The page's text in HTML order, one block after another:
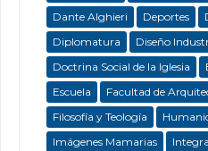
Dante Alghieri
Deportes
Diplomatura
Diseño
Doctrina Social de la Iglesia
Escuela
Facultad de
Filosofía y Teología
Imágenes Mamarias